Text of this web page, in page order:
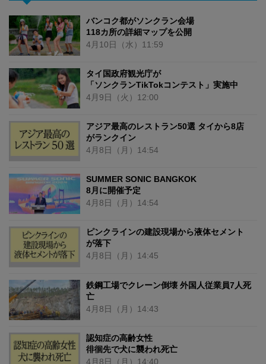
バンコク都がソンクラン会場
118カ所の詳細マップを公開
4月10日 （水） 11:59
タイ国政府観光庁が
「ソンクランTikTokコンテスト」実施中
4月9日 （火） 12:00
アジア最高のレストラン50選 タイから8店
がランクイン
4月8日 （月） 14:54
SUMMER SONIC BANGKOK
8月に開催予定
4月8日 （月） 14:54
ピンクラインの建設現場から液体セメント
が落下
4月8日 （月） 14:45
鉄鋼工場でクレーン倒壊 外国人従業員7人死
亡
4月8日 （月） 14:43
認知症の高齢女性
徘徊先で犬に襲われ死亡
4月8日 （月） 14:40